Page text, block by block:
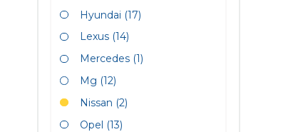
Hyundai (17)
Lexus (14)
Mercedes (1)
Mg (12)
Nissan (2)
Opel (13)